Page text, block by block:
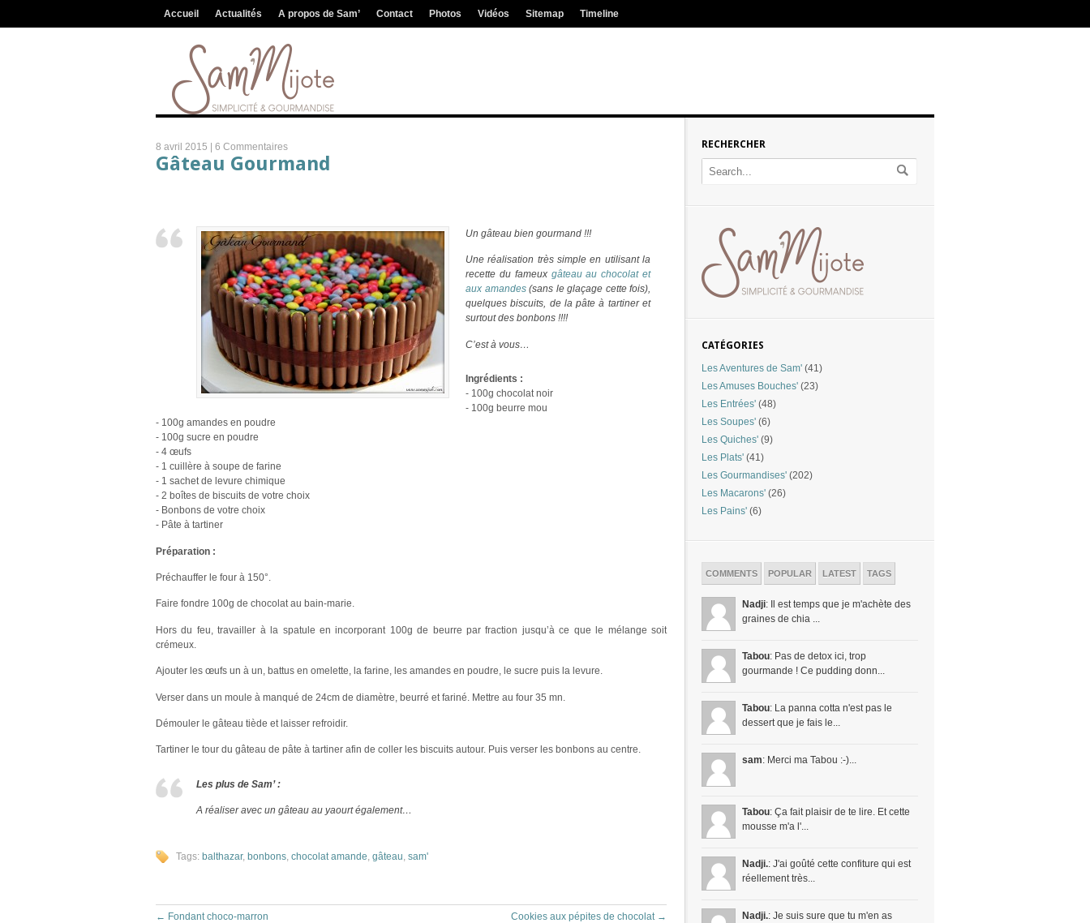
Accueil Actualités A propos de Sam’ Contact Photos Vidéos Sitemap Timeline
8 avril 2015 | 6 Commentaires
Gâteau Gourmand
Un gâteau bien gourmand !!!
Une réalisation très simple en utilisant la
recette du fameux gâteau au chocolat et
aux amandes(sans le glaçage cette fois),
quelques biscuits, de la pâte à tartiner et
surtout des bonbons !!!!
C’est à vous…
Ingrédients :
- 100g chocolat noir
- 100g beurre mou
- 100g amandes en poudre
- 100g sucre en poudre
- 4 œufs
- 1 cuillère à soupe de farine
- 1 sachet de levure chimique
- 2 boîtes de biscuits de votre choix
- Bonbons de votre choix
- Pâte à tartiner
Préparation :
Préchauffer le four à 150°.
Faire fondre 100g de chocolat au bain-marie.
Hors du feu, travailler à la spatule en incorporant 100g de beurre par fraction jusqu’à ce que le mélange soit
crémeux.
Ajouter les œufs un à un, battus en omelette, la farine, les amandes en poudre, le sucre puis la levure.
Verser dans un moule à manqué de 24cm de diamètre, beurré et fariné. Mettre au four 35 mn.
Démouler le gâteau tiède et laisser refroidir.
Tartiner le tour du gâteau de pâte à tartiner afin de coller les biscuits autour. Puis verser les bonbons au centre.
Les plus de Sam’ :
A réaliser avec un gâteau au yaourt également…
Tags: balthazar, bonbons, chocolat amande, gâteau, sam'
← Fondant choco-marron Cookies aux pépites de chocolat →
RECHERCHER
CATÉGORIES
Les Aventures de Sam' (41)
Les Amuses Bouches' (23)
Les Entrées' (48)
Les Soupes' (6)
Les Quiches' (9)
Les Plats' (41)
Les Gourmandises' (202)
Les Macarons' (26)
Les Pains' (6)
COMMENTS POPULAR LATEST TAGS
Nadji: Il est temps que je m'achète des
graines de chia ...
Tabou: Pas de detox ici, trop
gourmande ! Ce pudding donn...
Tabou: La panna cotta n'est pas le
dessert que je fais le...
sam: Merci ma Tabou :-)...
Tabou: Ça fait plaisir de te lire. Et cette
mousse m'a l'...
Nadji.: J'ai goûté cette confiture qui est
réellement très...
Nadji.: Je suis sure que tu m'en as